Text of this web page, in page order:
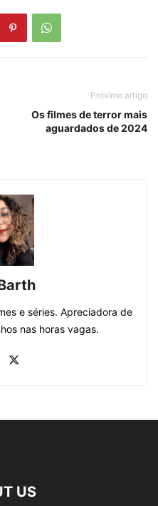
Próximo artigo
Os filmes de terror mais
aguardados de 2024
e séries. Apreciadora de
nas horas vagas.
US